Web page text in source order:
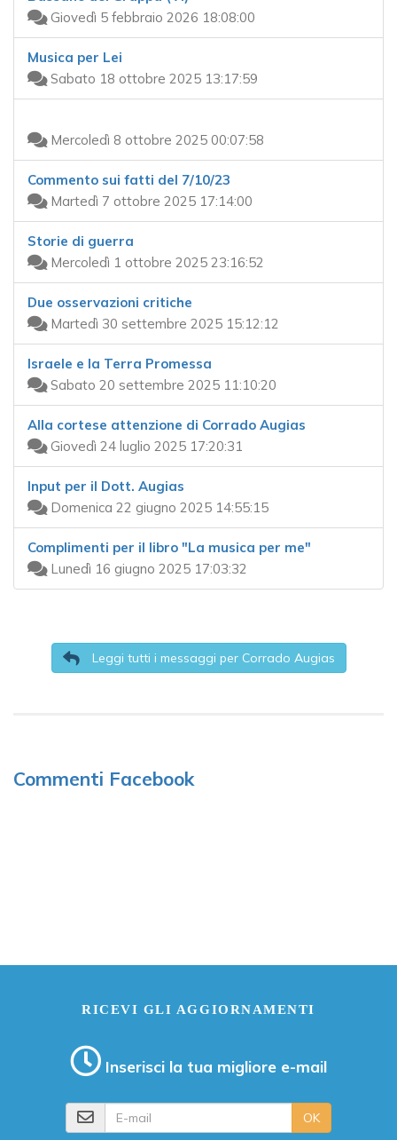
Giovedì 5 febbraio 2026 18:08:00
Musica per Lei
Sabato 18 ottobre 2025 13:17:59
Mercoledì 8 ottobre 2025 00:07:58
Commento sui fatti del 7/10/23
Martedì 7 ottobre 2025 17:14:00
Storie di guerra
Mercoledì 1 ottobre 2025 23:16:52
Due osservazioni critiche
Martedì 30 settembre 2025 15:12:12
Israele e la Terra Promessa
Sabato 20 settembre 2025 11:10:20
Alla cortese attenzione di Corrado Augias
Giovedì 24 luglio 2025 17:20:31
Input per il Dott. Augias
Domenica 22 giugno 2025 14:55:15
Complimenti per il libro "La musica per me"
Lunedì 16 giugno 2025 17:03:32
Leggi tutti i messaggi per Corrado Augias
Commenti Facebook
RICEVI GLI AGGIORNAMENTI
Inserisci la tua migliore e-mail
OK